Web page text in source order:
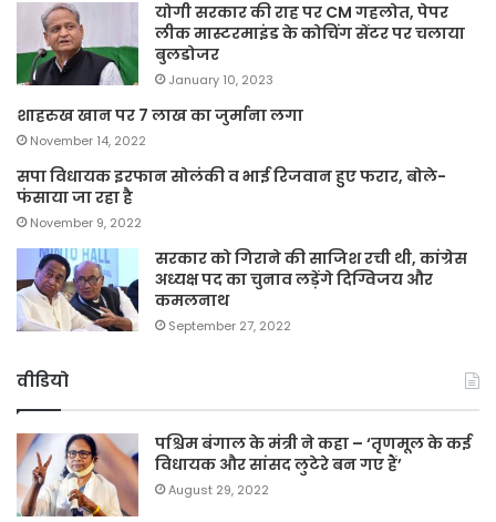
योगी सरकार की राह पर CM गहलोत, पेपर
लीक मास्टरमाइंड के कोचिंग सेंटर पर चलाया
बुलडोजर
January 10, 2023
शाहरुख खान पर 7 लाख का जुर्माना लगा
November 14, 2022
सपा विधायक इरफान सोलंकी व भाई रिजवान हुए फरार, बोले-
फंसाया जा रहा है
November 9, 2022
सरकार को गिराने की साजिश रची थी, कांग्रेस
अध्यक्ष पद का चुनाव लड़ेंगे दिग्विजय और
कमलनाथ
September 27, 2022
वीडियो
पश्चिम बंगाल के मंत्री ने कहा – ‘तृणमूल के कई
विधायक और सांसद लुटेरे बन गए हैं’
August 29, 2022